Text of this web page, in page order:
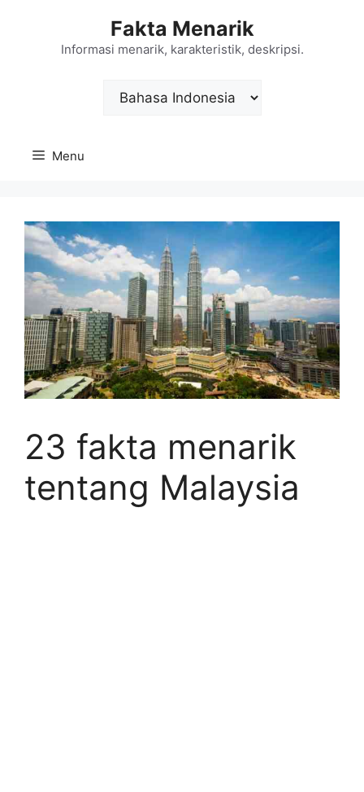
Fakta Menarik
Informasi menarik, karakteristik, deskripsi.
Choose
Menu
23 fakta menarik
tentang Malaysia